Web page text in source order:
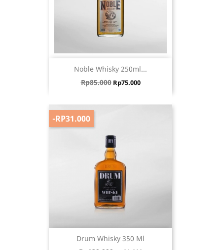
Noble Whisky 250ml...
Harga biasa
Rp85.000 Harga
Rp75.000
Drum Whisky 350 Ml
-RP31.000